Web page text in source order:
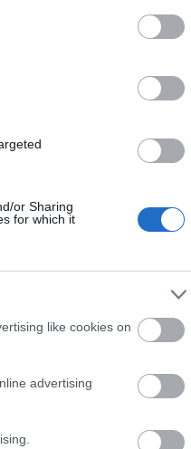
or Sharing
for which it
like cookies on
advertising
és a
a
-